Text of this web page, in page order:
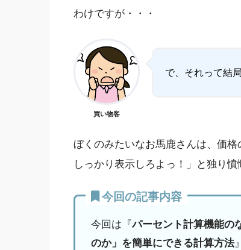
わけですが・・・
買い物客
で、それって結
ぼくのみたいなお馬鹿さんは、価
しっかり表示しろよっ！」と独り憤
今回の記事内容
今回は『パーセント計算機能の
のか」を簡単にできる計算方法